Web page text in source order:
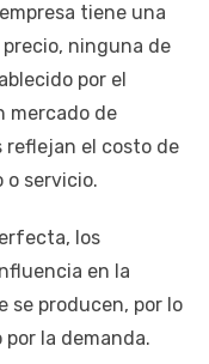
tiene una
ninguna de
por el
mercado de
reflejan el costo de
servicio.
los
en la
se producen, por lo
la demanda.